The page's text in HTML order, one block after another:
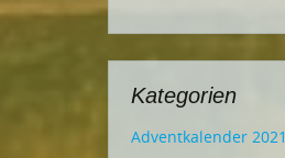
Kategorien
Adventkalender 2021